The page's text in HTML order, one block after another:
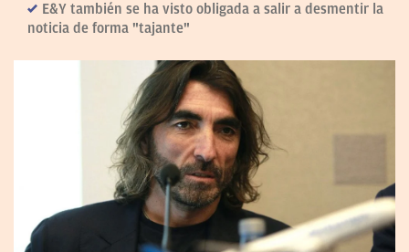
E&Y también se ha visto obligada a salir a desmentir la
noticia de forma "tajante"